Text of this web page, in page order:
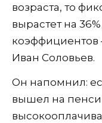
возраста, то
вырастет на
Иван Соловьев.
Он напомнил:
вышел на